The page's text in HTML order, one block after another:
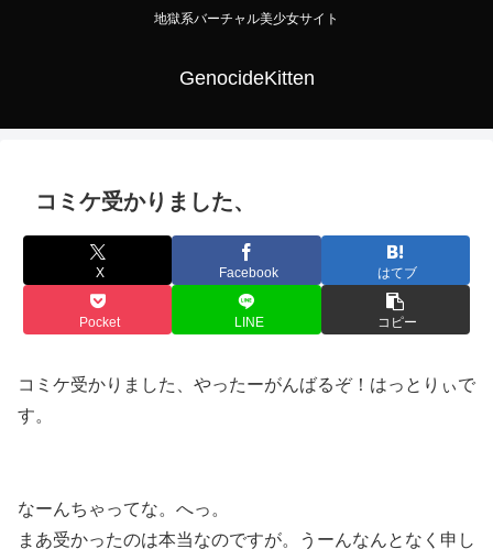
地獄系バーチャル美少女サイト
GenocideKitten
コミケ受かりました、
X Facebook はてブ
Pocket LINE コピー
コミケ受かりました、やったーがんばるぞ！はっとりぃで
す。
なーんちゃってな。へっ。
まあ受かったのは本当なのですが。うーんなんとなく申し